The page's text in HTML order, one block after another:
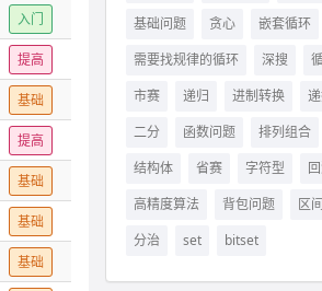
入门
提高
基础
提高
基础
基础
基础
基础问题
贪心
嵌套循环
需要找规律的循环
深搜
市赛
递归 进制转换
二分
函数问题 排列组合
结构体
省赛 字符型
高精度算法
背包问题
区
分治
set bitset